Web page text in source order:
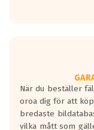
Vid körning i över
rullmotståndets
motorljudet.
På
en symbol av ett
När du beställer
oroa dig för att
bredaste
vilka mått som